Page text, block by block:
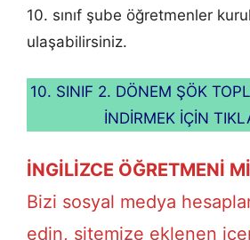
10. sınıf şube öğretmenler
ulaşabilirsiniz.
10. SINIF 2. DÖNEM ŞÖK
İNDİRMEK İÇİN
İNGİLİZCE ÖĞRETMENİ
Bizi sosyal medya
edin, sitemize eklenen